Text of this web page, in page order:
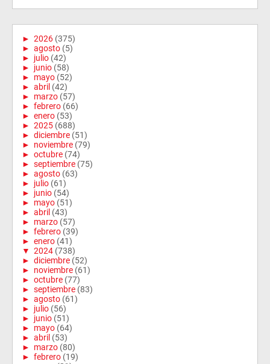
► 2026 (375)
► agosto (5)
► julio (42)
► junio (58)
► mayo (52)
► abril (42)
► marzo (57)
► febrero (66)
► enero (53)
► 2025 (688)
► diciembre (51)
► noviembre (79)
► octubre (74)
► septiembre (75)
► agosto (63)
► julio (61)
► junio (54)
► mayo (51)
► abril (43)
► marzo (57)
► febrero (39)
► enero (41)
▼ 2024 (738)
► diciembre (52)
► noviembre (61)
► octubre (77)
► septiembre (83)
► agosto (61)
► julio (56)
► junio (51)
► mayo (64)
► abril (53)
► marzo (80)
► febrero (19)